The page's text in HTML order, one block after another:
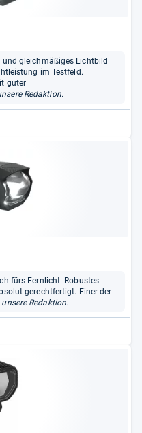
gleichmäßiges Lichtbild
im Testfeld.
guter
Redaktion.
fürs Fernlicht. Robustes
gerechtfertigt. Einer der
Redaktion.